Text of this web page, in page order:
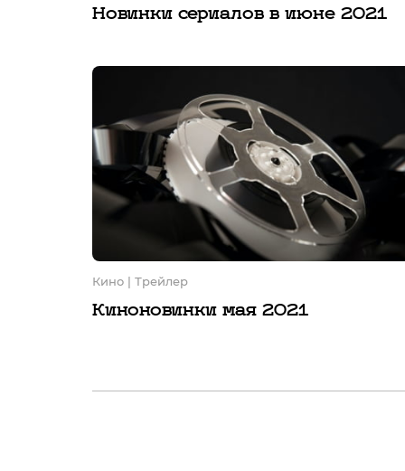
Новинки сериалов в июне 2021
Кино | Трейлер
Киноновинки мая 2021